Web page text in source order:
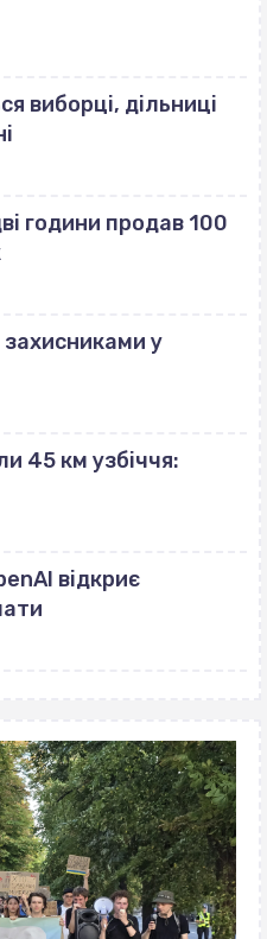
виборці, дільниці
години продав 100
у
45 км узбіччя:
відкриє